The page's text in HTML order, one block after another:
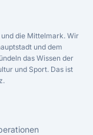
die Mittelmark. Wir
und dem
das Wissen der
und Sport. Das ist